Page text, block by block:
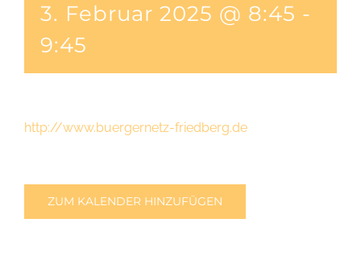
3. Februar 2025 @ 8:45 -
9:45
http://www.buergernetz-friedberg.de
ZUM KALENDER HINZUFÜGEN